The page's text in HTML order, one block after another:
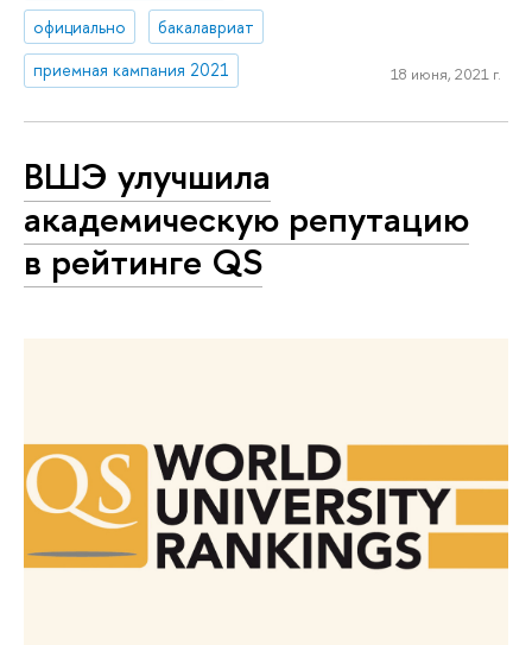
официально
бакалавриат
приемная кампания 2021
18 июня, 2021 г.
ВШЭ улучшила
академическую репутацию
в рейтинге QS